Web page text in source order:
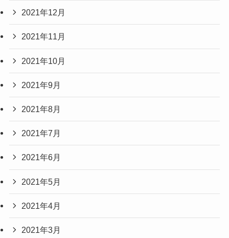
2021年12月
2021年11月
2021年10月
2021年9月
2021年8月
2021年7月
2021年6月
2021年5月
2021年4月
2021年3月